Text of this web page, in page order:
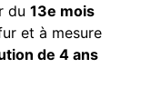
du 13e mois
et à mesure
de 4 ans